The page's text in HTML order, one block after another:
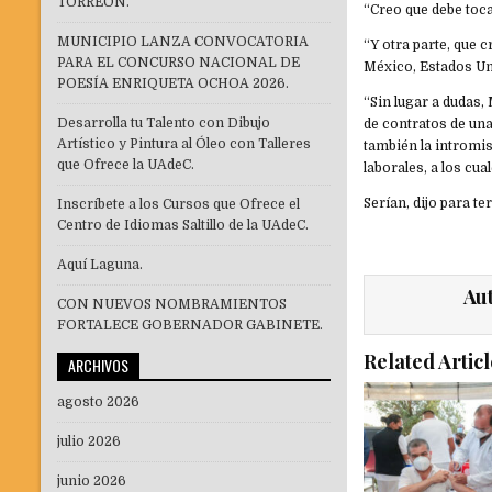
“Creo que debe
“Y otra parte, que
México, Estados
“Sin lugar a
de contratos de
también la
laborales, a los
Serían, dijo para
Related
MUNICIPIO LANZA CONVOCATORIA
PARA EL CONCURSO NACIONAL DE
POESÍA ENRIQUETA OCHOA 2026.
Desarrolla tu Talento con Dibujo
Artístico y Pintura al Óleo con Talleres
que Ofrece la UAdeC.
Inscríbete a los Cursos que Ofrece el
Centro de Idiomas Saltillo de la UAdeC.
Aquí Laguna.
CON NUEVOS NOMBRAMIENTOS
FORTALECE GOBERNADOR GABINETE.
ARCHIVOS
agosto 2026
julio 2026
junio 2026